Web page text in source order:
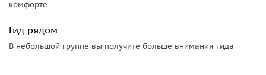
комфорте
Гид рядом
В небольшой группе вы получите больше внимания гида